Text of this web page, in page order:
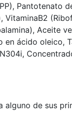
Pantotenato
Aceite
ácido oleico,
alguno de sus